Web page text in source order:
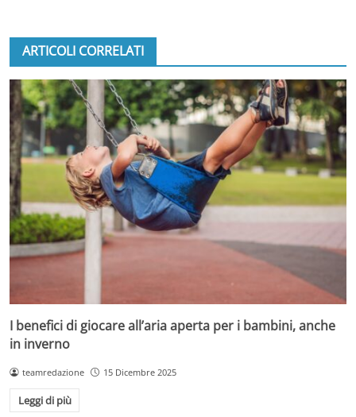
ARTICOLI CORRELATI
I benefici di giocare all’aria aperta per i bambini, anche
in inverno
teamredazione 15 Dicembre 2025
Leggi di più